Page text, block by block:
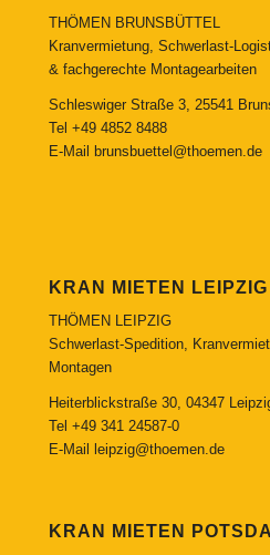
THÖMEN BRUNSBÜTTEL
Kranvermietung, Schwerlast-
& fachgerechte Montagearbeiten
Schleswiger Straße 3, 25541
Tel +49 4852 8488
E-Mail brunsbuettel@thoemen.de
KRAN MIETEN LEIPZIG
THÖMEN LEIPZIG
Schwerlast-Spedition,
Montagen
Heiterblickstraße 30, 04347
Tel +49 341 24587-0
E-Mail
leipzig@thoemen.de
KRAN MIETEN